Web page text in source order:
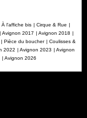
À l'affiche bis | Cirque & Rue |
| Avignon 2017 | Avignon 2018 |
| Pièce du boucher | Coulisses &
2022 | Avignon 2023 | Avignon
| Avignon 2026